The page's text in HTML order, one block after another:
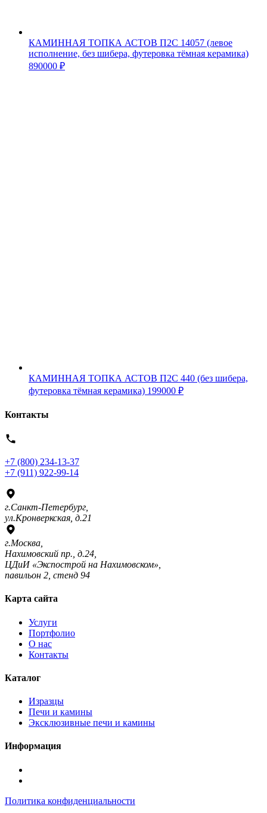
КАМИННАЯ ТОПКА АСТОВ П2С 14057 (левое
исполнение, без шибера, футеровка тёмная керамика)
890000 ₽
КАМИННАЯ ТОПКА АСТОВ П2С 440 (без шибера,
футеровка тёмная керамика) 199000 ₽
Контакты
+7 (800) 234-13-37
+7 (911) 922-99-14
г.Санкт-Петербург,
ул.Кронверкская, д.21
г.Москва,
Нахимовский пр., д.24,
ЦДиИ «Экспострой на Нахимовском»,
павильон 2, стенд 94
Карта сайта
Услуги
Портфолио
О нас
Контакты
Каталог
Изразцы
Печи и камины
Эксклюзивные печи и камины
Информация
Max
Политика конфиденциальности